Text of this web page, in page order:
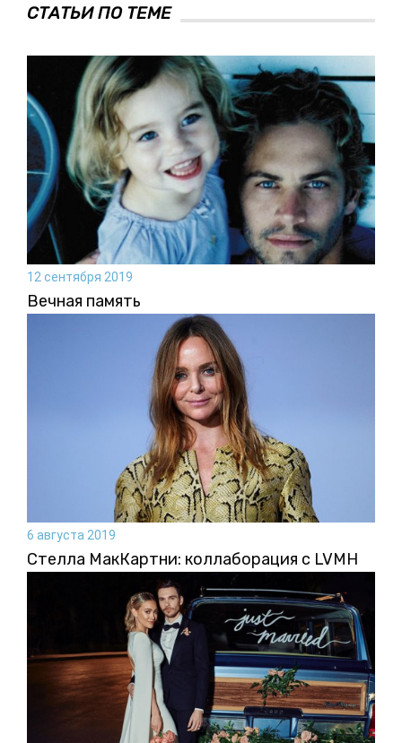
СТАТЬИ ПО ТЕМЕ
12 сентября 2019
Вечная память
6 августа 2019
Стелла МакКартни: коллаборация с LVMH